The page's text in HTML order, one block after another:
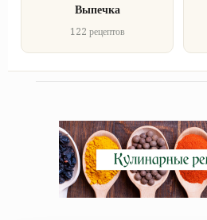
Выпечка
122 рецептов